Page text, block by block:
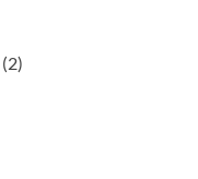
(2)